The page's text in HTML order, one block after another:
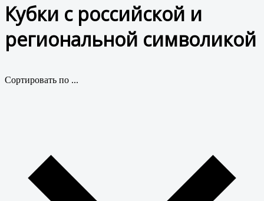
Кубки с российской и
региональной символикой
Сортировать по ...